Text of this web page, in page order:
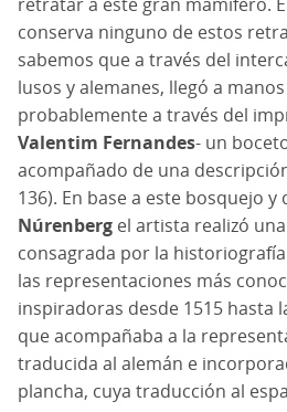
conserva ninguno de estos
sabemos que a través del
lusos y alemanes, llegó a
probablemente a través del
Valentim Fernandes- un
acompañado de una
136). En base a este bosquejo
Núrenberg el artista realizó
consagrada por la
las representaciones más
inspiradoras desde 1515 hasta
que acompañaba a la
traducida al alemán e
plancha, cuya traducción al